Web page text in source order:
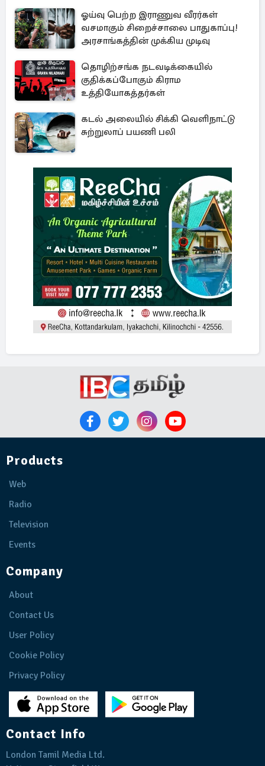
ஓய்வு பெற்ற இராணுவ வீரர்கள்
வசமாகும் சிறைச்சாலை பாதுகாப்பு!
அரசாங்கத்தின் முக்கிய முடிவு
தொழிற்சங்க நடவடிக்கையில்
குதிக்கப்போகும் கிராம
உத்தியோகத்தர்கள்
கடல் அலையில் சிக்கி வெளிநாட்டு
சுற்றுலாப் பயணி பலி
Products
Web
Radio
Television
Events
Company
About
Contact Us
User Policy
Cookie Policy
Privacy Policy
Contact Info
London Tamil Media Ltd.